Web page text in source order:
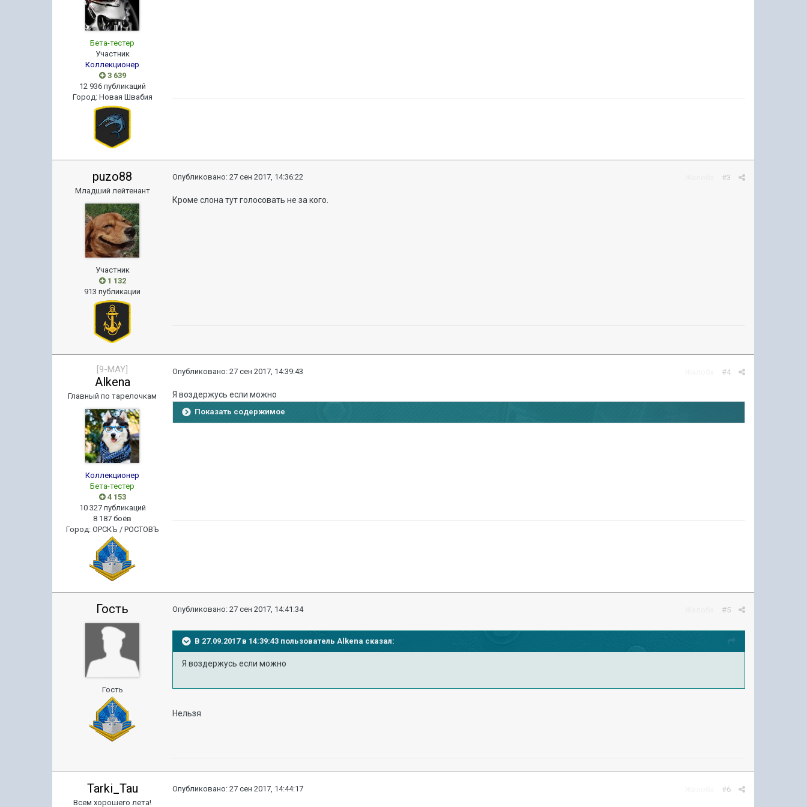
Бета-тестер
Участник
Коллекционер
3 639
12 936 публикаций
Город: Новая Швабия
puzo88
Младший лейтенант
Участник
1 132
913 публикации
#3
Опубликовано:27 сен 2017, 14:36:22
Кроме слона тут голосовать не за кого.
[9-MAY]
Alkena
Главный по тарелочкам
Коллекционер
Бета-тестер
4 153
10 327 публикаций
8 187 боёв
Город: ОРСКЪ / РОСТОВЪ
#4
Опубликовано:27 сен 2017, 14:39:43
Я воздержусь если можно
Показать содержимое
Гость
Гость
#5
Опубликовано:27 сен 2017, 14:41:34
В 27.09.2017 в 14:39:43 пользователь Alkena сказал:
Я воздержусь если можно
Нельзя
Tarki_Tau
Всем хорошего лета!
#6
Опубликовано:27 сен 2017, 14:44:17